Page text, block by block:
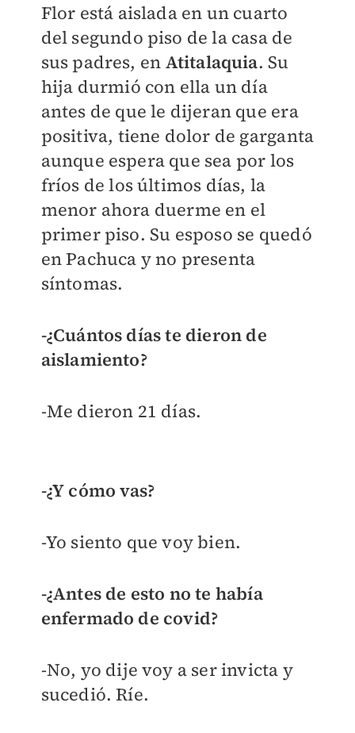
Flor está aislada en un cuarto
del segundo piso de la casa de
sus padres, en Atitalaquia. Su
hija durmió con ella un día
antes de que le dijeran que era
positiva, tiene dolor de garganta
aunque espera que sea por los
fríos de los últimos días, la
menor ahora duerme en el
primer piso. Su esposo se quedó
en Pachuca y no presenta
síntomas.
-¿Cuántos días te dieron de
aislamiento?
-Me dieron 21 días.
-¿Y cómo vas?
-Yo siento que voy bien.
-¿Antes de esto no te había
enfermado de covid?
-No, yo dije voy a ser invicta y
sucedió. Ríe.